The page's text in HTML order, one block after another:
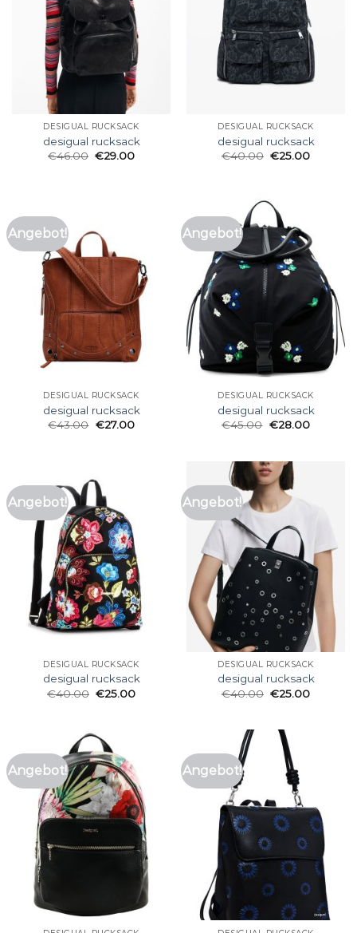
DESIGUAL RUCKSACK
desigual rucksack
€46.00 €29.00
DESIGUAL RUCKSACK
desigual rucksack
€40.00 €25.00
Angebot!
DESIGUAL RUCKSACK
desigual rucksack
€43.00 €27.00
Angebot!
DESIGUAL RUCKSACK
desigual rucksack
€45.00 €28.00
Angebot!
DESIGUAL RUCKSACK
desigual rucksack
€40.00 €25.00
Angebot!
DESIGUAL RUCKSACK
desigual rucksack
€40.00 €25.00
Angebot! Angebot!